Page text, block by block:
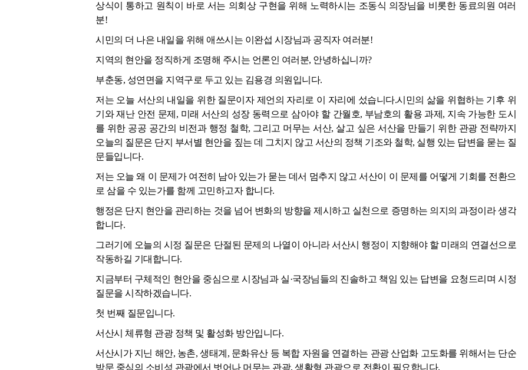
상식이 통하고 원칙이 바로 서는 의회상 구현을 위해 노력하시는 조동식 의장님을 비롯한 동료의원 여러
분!
시민의 더 나은 내일을 위해 애쓰시는 이완섭 시장님과 공직자 여러분!
지역의 현안을 정직하게 조명해 주시는 언론인 여러분, 안녕하십니까?
부춘동, 성연면을 지역구로 두고 있는 김용경 의원입니다.
저는 오늘 서산의 내일을 위한 질문이자 제언의 자리로 이 자리에 섰습니다.시민의 삶을 위협하는 기후 위
기와 재난 안전 문제, 미래 서산의 성장 동력으로 삼아야 할 간월호, 부남호의 활용 과제, 지속 가능한 도시
를 위한 공공 공간의 비전과 행정 철학, 그리고 머무는 서산, 살고 싶은 서산을 만들기 위한 관광 전략까지
오늘의 질문은 단지 부서별 현안을 짚는 데 그치지 않고 서산의 정책 기조와 철학, 실행 있는 답변을 묻는 질
문들입니다.
저는 오늘 왜 이 문제가 여전히 남아 있는가 묻는 데서 멈추지 않고 서산이 이 문제를 어떻게 기회를 전환으
로 삼을 수 있는가를 함께 고민하고자 합니다.
행정은 단지 현안을 관리하는 것을 넘어 변화의 방향을 제시하고 실천으로 증명하는 의지의 과정이라 생각
합니다.
그러기에 오늘의 시정 질문은 단절된 문제의 나열이 아니라 서산시 행정이 지향해야 할 미래의 연결선으로
작동하길 기대합니다.
지금부터 구체적인 현안을 중심으로 시장님과 실·국장님들의 진솔하고 책임 있는 답변을 요청드리며 시정
질문을 시작하겠습니다.
첫 번째 질문입니다.
서산시 체류형 관광 정책 및 활성화 방안입니다.
서산시가 지닌 해안, 농촌, 생태계, 문화유산 등 복합 자원을 연결하는 관광 산업화 고도화를 위해서는 단순
방문 중심의 소비성 관광에서 벗어나 머무는 관광, 생활형 관광으로 전환이 필요합니다.